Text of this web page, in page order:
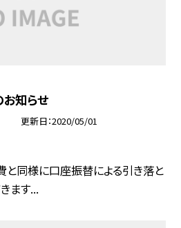
知らせ
更新日 2020/05/01
同様に口座振替による引き落と
ます...